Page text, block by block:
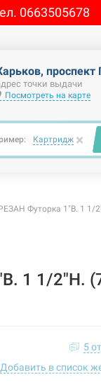
0663505678
проспект
точки выдачи
Посмотреть на карте
Картридж ×
Футорка 1"В. 1 1/
1 1/2"Н.
5
Добавить в список